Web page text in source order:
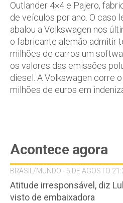
Outlander 4×4 e Pajero,
de veículos por ano. O caso
abalou a Volkswagen nos
o fabricante alemão admitir
milhões de carros um
os valores das emissões
diesel. A Volkswagen corre
milhões de euros em
Acontece agora
BRASIL/MUNDO - 5 DE AGOSTO
Atitude irresponsável, diz
visto de embaixadora